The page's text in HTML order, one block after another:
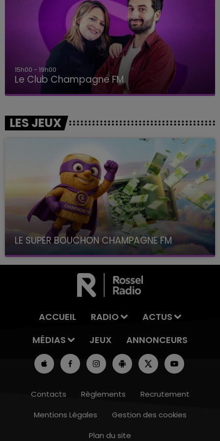
15h00 - 19h00
Le Club Champagne FM
LES JEUX
LE SUPER BOUCHON CHAMPAGNE FM
avec La Famille Champagne FM, à 8H10
ACCUEIL RADIO
ACTUS
MÉDIAS
JEUX ANNONCEURS
Contacts Règlements
Recrutement
Mentions Légales
Gestion des cookies
Plan du site